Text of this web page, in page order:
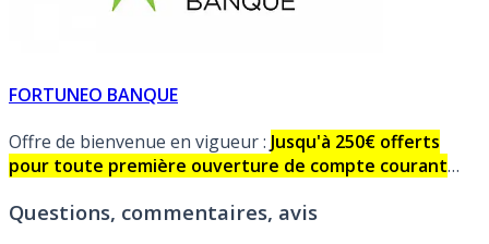
FORTUNEO BANQUE
Offre de bienvenue en vigueur : Jusqu'à 250€ offerts
pour toute première ouverture de compte courant
Fortuneo banque :Carte bancaire gratuite, frais réduits.
Questions, commentaires, avis